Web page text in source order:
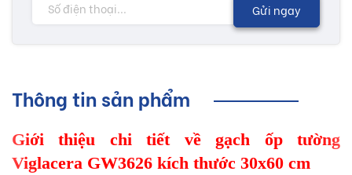
Gửi ngay
Thông tin sản phẩm
Giới thiệu chi tiết về gạch ốp tường
Viglacera GW3626 kích thước 30x60 cm